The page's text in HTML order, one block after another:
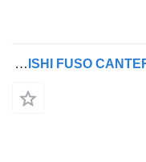
صمام الهواء لـ الشاحنات Mitsubishi ME195221 EGR VALVE MITSUBISHI FUSO CANTER ME195221